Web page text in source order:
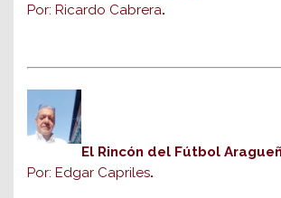
Por: Ricardo Cabrera.
El Rincón del Fútbol
Por: Edgar Capriles.